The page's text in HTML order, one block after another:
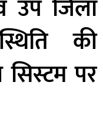
उप जिला
की
पर